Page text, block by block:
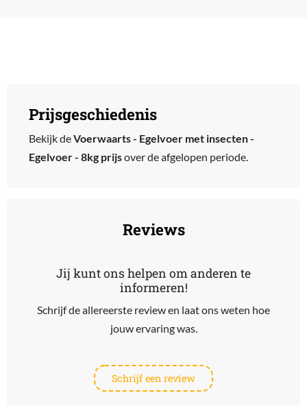
Prijsgeschiedenis
Bekijk deVoerwaarts - Egelvoer met insecten -
Egelvoer - 8kg prijsover de afgelopen periode.
Reviews
Jij kunt ons helpen om anderen te
informeren!
Schrijf de allereerste review en laat ons weten hoe
jouw ervaring was.
Schrijf een review